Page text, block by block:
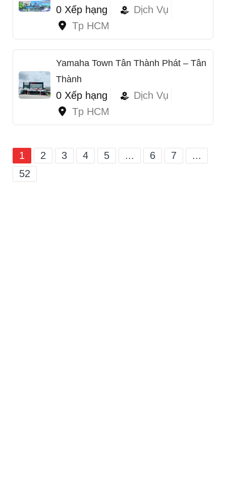
0 Xếp hạng
Dịch Vụ
Tp HCM
Yamaha Town Tân Thành Phát – Tân
Thành
0 Xếp hạng
Dịch Vụ
Tp HCM
1 2 3 4 5 ... 6 7
...
52